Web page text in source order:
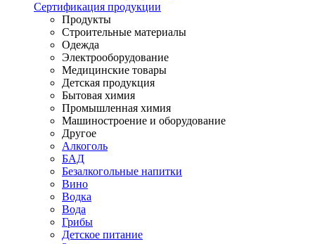
Сертификация продукции
Продукты
Строительные материалы
Одежда
Электрооборудование
Медицинские товары
Детская продукция
Бытовая химия
Промышленная химия
Машиностроение и оборудование
Другое
Алкоголь
БАД
Безалкогольные напитки
Вино
Водка
Вода
Грибы
Детское питание